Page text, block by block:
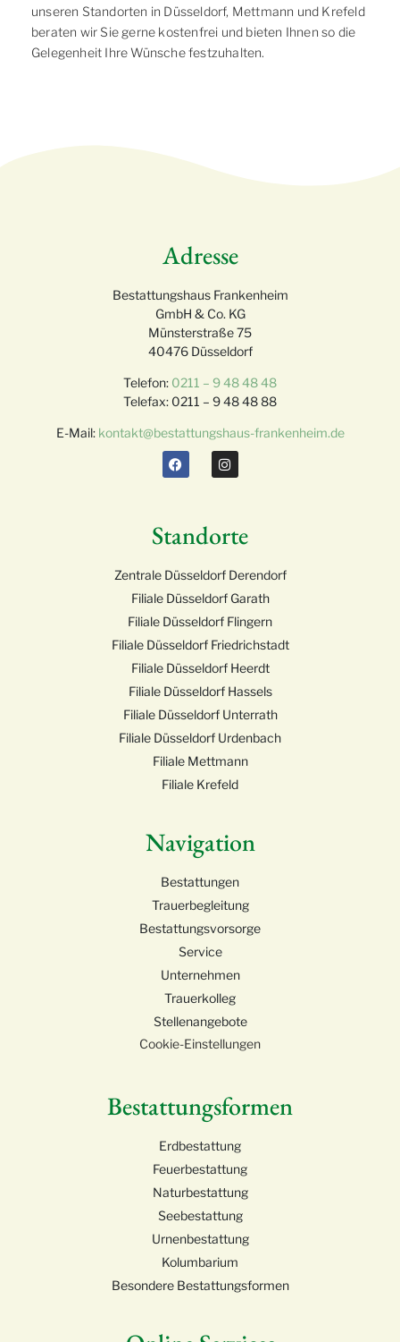
unseren Standorten in Düsseldorf, Mettmann und Krefeld
beraten wir Sie gerne kostenfrei und bieten Ihnen so die
Gelegenheit Ihre Wünsche festzuhalten.
Adresse
Bestattungshaus Frankenheim
GmbH & Co. KG
Münsterstraße 75
40476 Düsseldorf
Telefon: 0211 – 9 48 48 48
Telefax: 0211 – 9 48 48 88
E-Mail: kontakt@bestattungshaus-frankenheim.de
Standorte
Zentrale Düsseldorf Derendorf
Filiale Düsseldorf Garath
Filiale Düsseldorf Flingern
Filiale Düsseldorf Friedrichstadt
Filiale Düsseldorf Heerdt
Filiale Düsseldorf Hassels
Filiale Düsseldorf Unterrath
Filiale Düsseldorf Urdenbach
Filiale Mettmann
Filiale Krefeld
Navigation
Bestattungen
Trauerbegleitung
Bestattungsvorsorge
Service
Unternehmen
Trauerkolleg
Stellenangebote
Cookie-Einstellungen
Bestattungsformen
Erdbestattung
Feuerbestattung
Naturbestattung
Seebestattung
Urnenbestattung
Kolumbarium
Besondere Bestattungsformen